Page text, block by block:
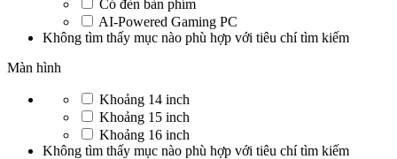
Có đèn bàn phím
AI-Powered Gaming PC
Không tìm thấy mục nào phù hợp với tiêu chí tìm kiếm
Màn hình
Khoảng 14 inch
Khoảng 15 inch
Khoảng 16 inch
Không tìm thấy mục nào phù hợp với tiêu chí tìm kiếm